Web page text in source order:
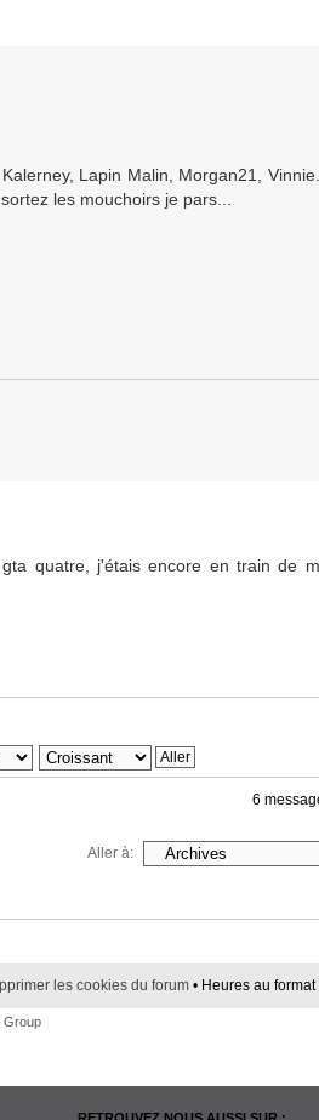
Lapin Malin, Morgan21,
les mouchoirs je pars...
quatre, j'étais encore en train de
6
Aller à:
les cookies du forum • Heures au
Group